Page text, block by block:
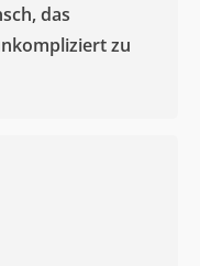
das
zu